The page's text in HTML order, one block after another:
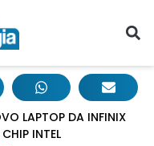
LAPTOP DA INFINIX
INTEL